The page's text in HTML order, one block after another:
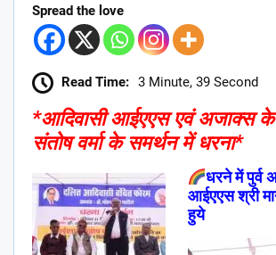
Spread the love
Read Time: 3 Minute, 39 Second
*आदिवासी आईएएस एवं अजाक्स के
संतोष वर्मा के समर्थन में धरना*
धरने में पुर्व
आईएएस श्री
हुये